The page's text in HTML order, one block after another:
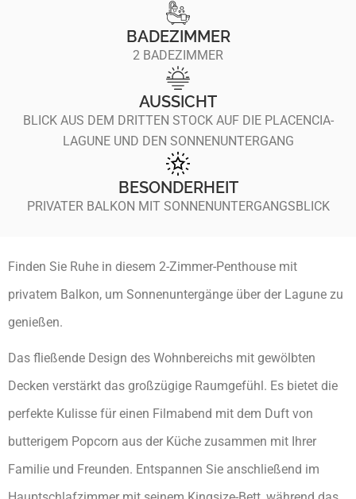
BADEZIMMER
2 BADEZIMMER
AUSSICHT
BLICK AUS DEM DRITTEN STOCK AUF DIE PLACENCIA-
LAGUNE UND DEN SONNENUNTERGANG
BESONDERHEIT
PRIVATER BALKON MIT SONNENUNTERGANGSBLICK
Finden Sie Ruhe in diesem 2-Zimmer-Penthouse mit
privatem Balkon, um Sonnenuntergänge über der Lagune zu
genießen.
Das fließende Design des Wohnbereichs mit gewölbten
Decken verstärkt das großzügige Raumgefühl. Es bietet die
perfekte Kulisse für einen Filmabend mit dem Duft von
butterigem Popcorn aus der Küche zusammen mit Ihrer
Familie und Freunden. Entspannen Sie anschließend im